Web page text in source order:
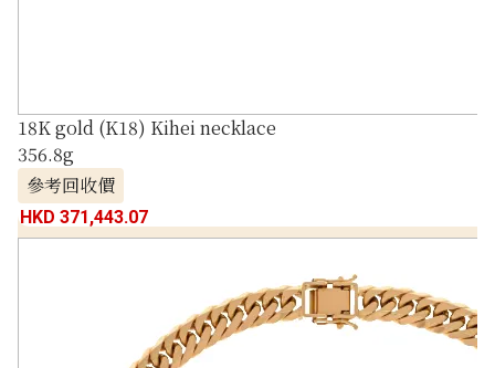
18K gold (K18) Kihei necklace
356.8g
參考回收價
HKD 371,443.07